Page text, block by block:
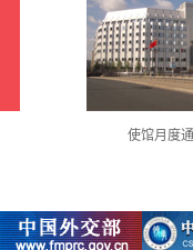
使馆月度